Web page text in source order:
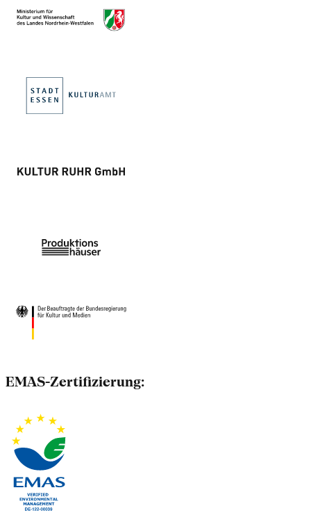
EMAS-Zertifizierung: